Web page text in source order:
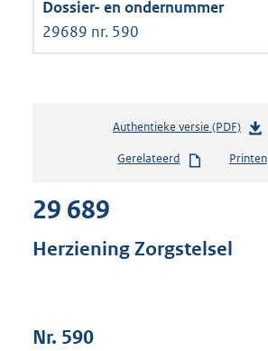
29689 nr. 590
Authentieke versie (PDF)b
s
Gerelateerd Printen
29 689
Herziening Zorgstelsel
Nr. 590